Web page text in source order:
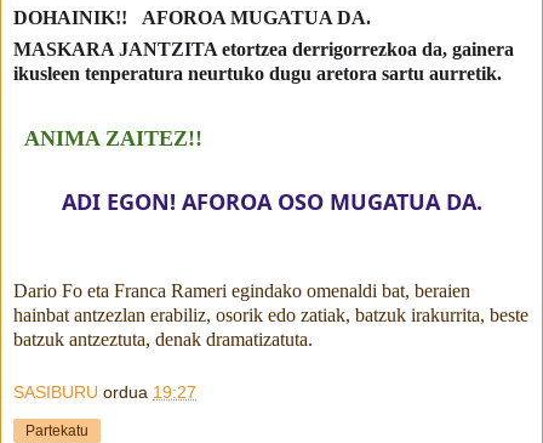
DOHAINIK!! AFOROA MUGATUA DA.
MASKARA JANTZITA etortzea derrigorrezkoa da, gainera
ikusleen tenperatura neurtuko dugu aretora sartu aurretik.
ANIMA ZAITEZ!!
ADI EGON! AFOROA OSO MUGATUA DA.
Dario Fo eta Franca Rameri egindako omenaldi bat, beraien
hainbat antzezlan erabiliz, osorik edo zatiak, batzuk irakurrita, beste
batzuk antzeztuta, denak dramatizatuta.
SASIBURU ordua 19:27
Partekatu